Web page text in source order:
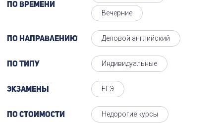
По времени
Вечерние
По направлению Деловой английский
По типу Индивидуальные
Экзамены ЕГЭ
По стоимости Недорогие курсы